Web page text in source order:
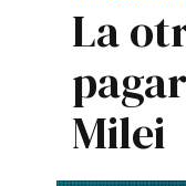
La
Milei